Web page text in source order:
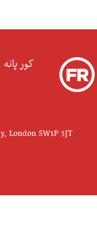
کور پانه
London SW1P 3JT